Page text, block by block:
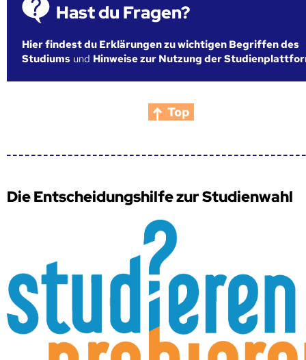
Hast du Fragen?
Hier findest du Erklärungen zu wichtigen Begriffen des
Studiums und Hinweise zur Nutzung der
Top
Die Entscheidungshilfe zur Studienwahl